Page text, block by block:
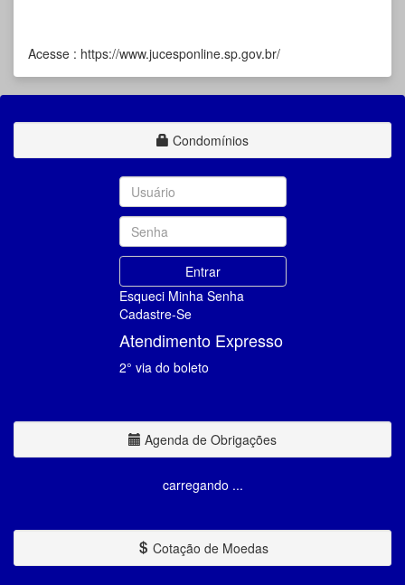
Acesse : https://www.jucesponline.sp.gov.br/
Condomínios
Esqueci Minha Senha
Cadastre-Se
Atendimento Expresso
2° via do boleto
Agenda de Obrigações
carregando ...
Cotação de Moedas